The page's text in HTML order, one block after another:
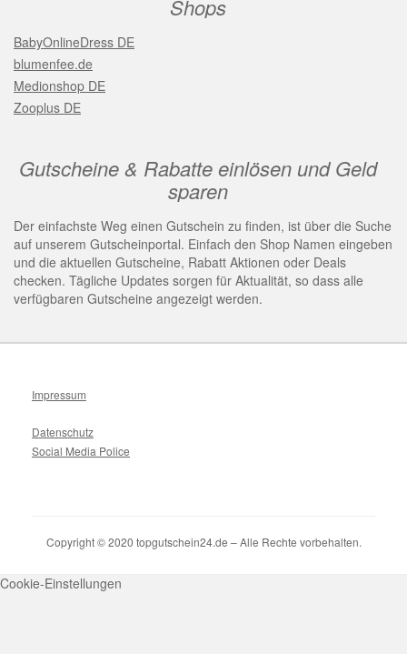
Shops
BabyOnlineDress DE
blumenfee.de
Medionshop DE
Zooplus DE
Gutscheine & Rabatte einlösen und Geld
sparen
Der einfachste Weg einen Gutschein zu finden, ist über die Suche
auf unserem Gutscheinportal. Einfach den Shop Namen eingeben
und die aktuellen Gutscheine, Rabatt Aktionen oder Deals
checken. Tägliche Updates sorgen für Aktualität, so dass alle
verfügbaren Gutscheine angezeigt werden.
Impressum
Datenschutz
Social Media Police
Copyright © 2020 topgutschein24.de – Alle Rechte vorbehalten.
Cookie-Einstellungen